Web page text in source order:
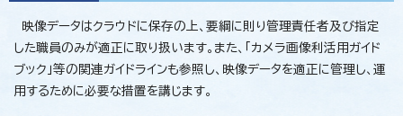
映像データはクラウドに保存の上、要綱に則り管理責任者及び指定
した職員のみが適正に取り扱います。また、「カメラ画像利活用ガイド
ブック」等の関連ガイドラインも参照し、映像データを適正に管理し、運
用するために必要な措置を講じます。